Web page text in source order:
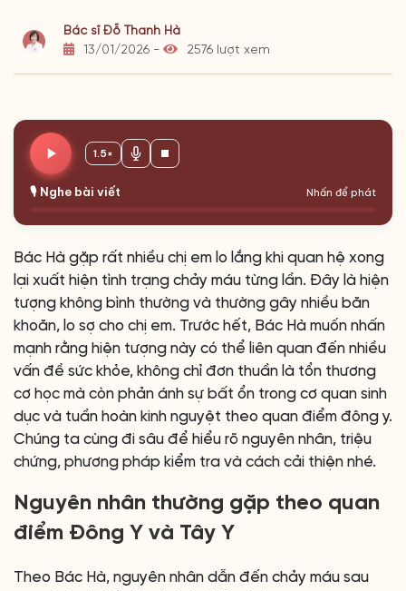
Bác sĩ Đỗ Thanh Hà
13/01/2026 -
2576 lượt xem
🎙️ Nghe bài viết Nhấn để phát
1.5×
Bác Hà gặp rất nhiều chị em lo lắng khi quan hệ xong
lại xuất hiện tình trạng chảy máu từng lần. Đây là hiện
tượng không bình thường và thường gây nhiều băn
khoăn, lo sợ cho chị em. Trước hết, Bác Hà muốn nhấn
mạnh rằng hiện tượng này có thể liên quan đến nhiều
vấn đề sức khỏe, không chỉ đơn thuần là tổn thương
cơ học mà còn phản ánh sự bất ổn trong cơ quan sinh
dục và tuần hoàn kinh nguyệt theo quan điểm đông y.
Chúng ta cùng đi sâu để hiểu rõ nguyên nhân, triệu
chứng, phương pháp kiểm tra và cách cải thiện nhé.
Nguyên nhân thường gặp theo quan
điểm Đông Y và Tây Y
Theo Bác Hà, nguyên nhân dẫn đến chảy máu sau